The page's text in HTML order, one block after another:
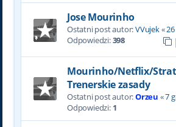
Jose Mourinho
Ostatni post autor:VVujek«
Odpowiedzi:398
Mourinho/Netflix/
Trenerskie zasady
Ostatni post autor:Orzeu «7
Odpowiedzi: 1